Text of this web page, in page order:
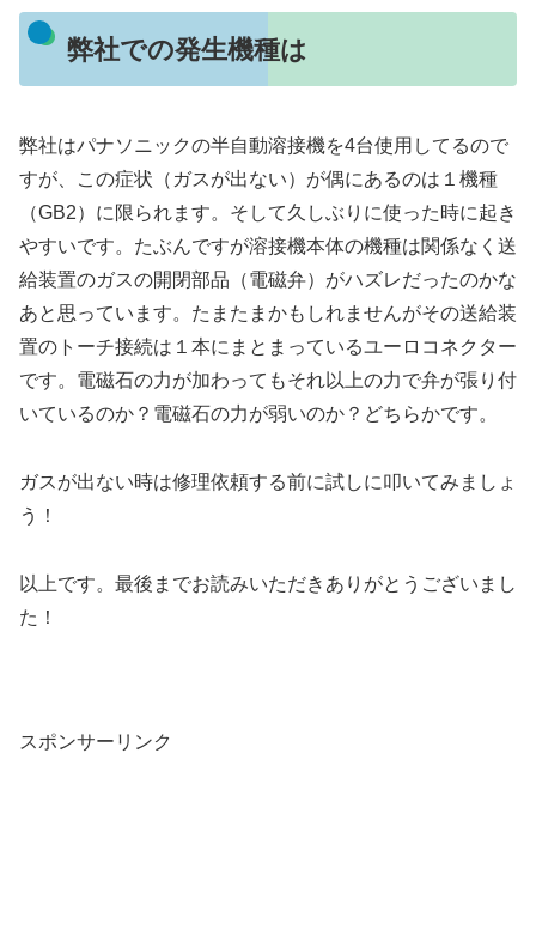
弊社での発生機種は
弊社はパナソニックの半自動溶接機を4台使用してるので
すが、この症状（ガスが出ない）が偶にあるのは１機種
（GB2）に限られます。そして久しぶりに使った時に起き
やすいです。たぶんですが溶接機本体の機種は関係なく送
給装置のガスの開閉部品（電磁弁）がハズレだったのかな
あと思っています。たまたまかもしれませんがその送給装
置のトーチ接続は１本にまとまっているユーロコネクター
です。電磁石の力が加わってもそれ以上の力で弁が張り付
いているのか？電磁石の力が弱いのか？どちらかです。
ガスが出ない時は修理依頼する前に試しに叩いてみましょ
う！
以上です。最後までお読みいただきありがとうございまし
た！
スポンサーリンク